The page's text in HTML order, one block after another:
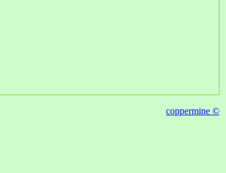
coppermine ©